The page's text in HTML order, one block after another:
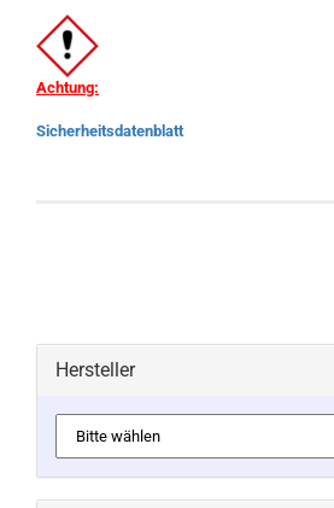
Achtung:
Sicherheitsdatenblatt
Hersteller